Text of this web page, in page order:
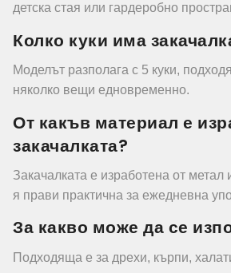
детска стая или гардеробно
Колко куки има
Моделът разполага с 5 куки,
няколко вещи едновременно.
От какъв материал е
закачалката?
Закачалката е изработена от метал
я прави практична за ежедневна
За какво може да се
Подходяща е за дрехи, кърпи,